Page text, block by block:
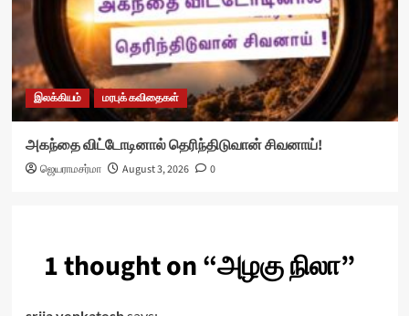
இலக்கியம் மரபுக் கவிதைகள்
அகந்தை விட்டோடினால் தெரிந்திடுவான் சிவனாய்!
ஜெயராமசர்மா August 3, 2026 0
1 thought on “அழகு நிலா”